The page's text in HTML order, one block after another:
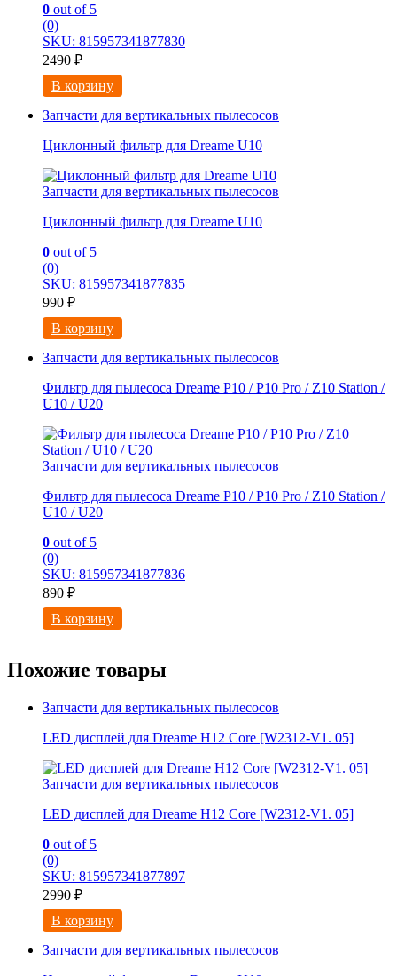
0 out of 5
(0)
SKU: 815957341877830
2490 ₽
В корзину
Запчасти для вертикальных пылесосов
Циклонный фильтр для Dreame U10
Запчасти для вертикальных пылесосов
Циклонный фильтр для Dreame U10
0 out of 5
(0)
SKU: 815957341877835
990 ₽
В корзину
Запчасти для вертикальных пылесосов
Фильтр для пылесоса Dreame P10 / P10 Pro / Z10 Station /
U10 / U20
Запчасти для вертикальных пылесосов
Фильтр для пылесоса Dreame P10 / P10 Pro / Z10 Station /
U10 / U20
0 out of 5
(0)
SKU: 815957341877836
890 ₽
В корзину
Похожие товары
Запчасти для вертикальных пылесосов
LED дисплей для Dreame H12 Core [W2312-V1. 05]
Запчасти для вертикальных пылесосов
LED дисплей для Dreame H12 Core [W2312-V1. 05]
0 out of 5
(0)
SKU: 815957341877897
2990 ₽
В корзину
Запчасти для вертикальных пылесосов